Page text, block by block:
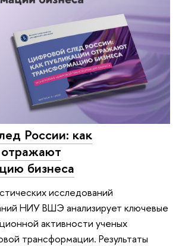
России: как
бизнеса
исследований
НИУ ВШЭ анализирует ключевые
активности ученых
трансформации. Результаты